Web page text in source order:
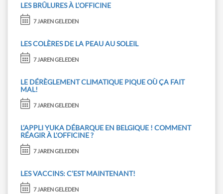
LES BRÛLURES À L’OFFICINE
7 JAREN GELEDEN
LES COLÈRES DE LA PEAU AU SOLEIL
7 JAREN GELEDEN
LE DÉRÈGLEMENT CLIMATIQUE PIQUE OÙ ÇA FAIT
MAL!
7 JAREN GELEDEN
L’APPLI YUKA DÉBARQUE EN BELGIQUE ! COMMENT
RÉAGIR À L'OFFICINE ?
7 JAREN GELEDEN
LES VACCINS: C’EST MAINTENANT!
7 JAREN GELEDEN